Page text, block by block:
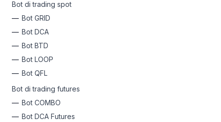
Bot di trading spot
Bot GRID
Bot DCA
Bot BTD
Bot LOOP
Bot QFL
Bot di trading futures
Bot COMBO
Bot DCA Futures